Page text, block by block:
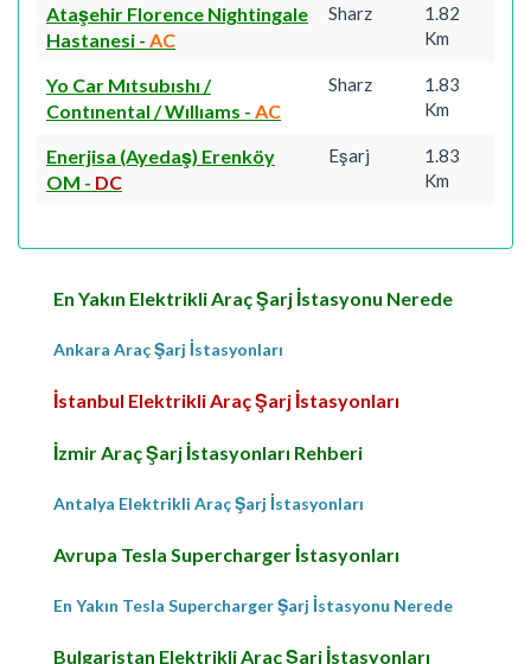
Ataşehir Florence Nightingale
Hastanesi - AC
Sharz
1.82
Km
Yo Car Mıtsubıshı /
Contınental / Wıllıams - AC
Sharz
1.83
Km
Enerjisa (Ayedaş) Erenköy
OM - DC
Eşarj
1.83
Km
En Yakın Elektrikli Araç Şarj İstasyonu Nerede
Ankara Araç Şarj İstasyonları
İstanbul Elektrikli Araç Şarj İstasyonları
İzmir Araç Şarj İstasyonları Rehberi
Antalya Elektrikli Araç Şarj İstasyonları
Avrupa Tesla Supercharger İstasyonları
En Yakın Tesla Supercharger Şarj İstasyonu Nerede
Bulgaristan Elektrikli Araç Şarj İstasyonları